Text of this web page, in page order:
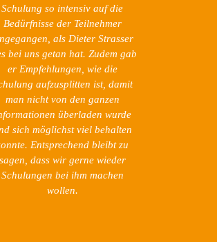
Schulung so intensiv auf die
Bedürfnisse der Teilnehmer
als Dieter Strasser
bei uns getan hat. Zudem gab
er Empfehlungen, wie die
aufzusplitten ist, damit
man nicht von den ganzen
überladen wurde
sich möglichst viel behalten
Entsprechend bleibt zu
sagen, dass wir gerne wieder
Schulungen bei ihm machen
wollen.